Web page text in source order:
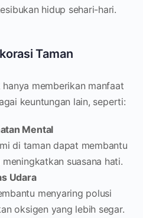
hidup sehari-hari.
Taman
memberikan manfaat
keuntungan lain, seperti:
Mental
di taman dapat membantu
suasana hati.
Udara
menyaring polusi
oksigen yang lebih segar.